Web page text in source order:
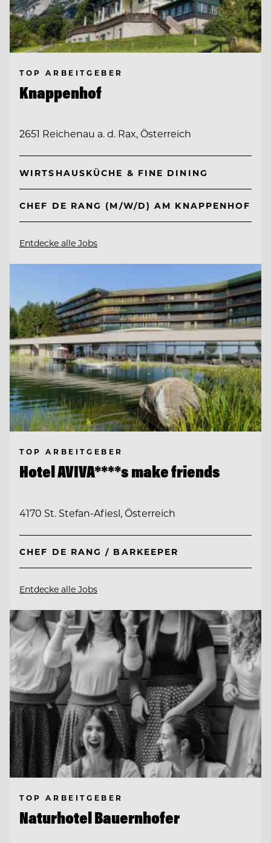
TOP ARBEITGEBER
Knappenhof
2651 Reichenau a. d. Rax, Österreich
WIRTSHAUSKÜCHE & FINE DINING
CHEF DE RANG (M/W/D) AM KNAPPENHOF
Entdecke alle Jobs
TOP ARBEITGEBER
Hotel AVIVA****s make friends
4170 St. Stefan-Afiesl, Österreich
CHEF DE RANG / BARKEEPER
Entdecke alle Jobs
TOP ARBEITGEBER
Naturhotel Bauernhofer